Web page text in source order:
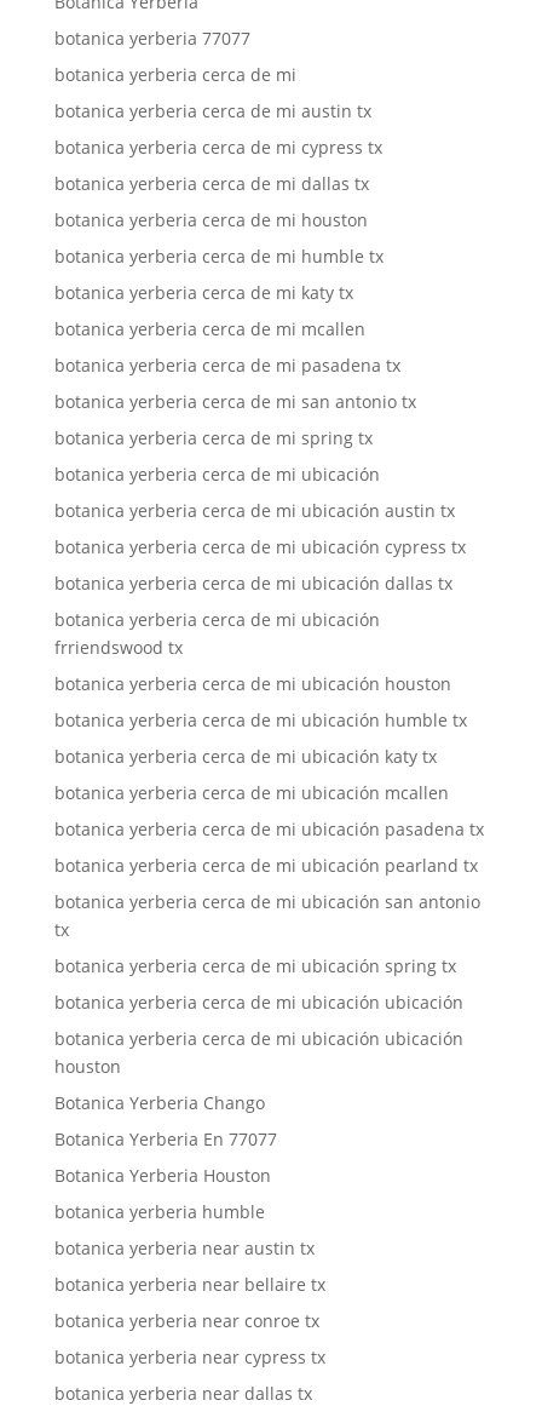
botanica yerberia 77077
botanica yerberia cerca de mi
botanica yerberia cerca de mi austin tx
botanica yerberia cerca de mi cypress tx
botanica yerberia cerca de mi dallas tx
botanica yerberia cerca de mi houston
botanica yerberia cerca de mi humble tx
botanica yerberia cerca de mi katy tx
botanica yerberia cerca de mi mcallen
botanica yerberia cerca de mi pasadena tx
botanica yerberia cerca de mi san antonio tx
botanica yerberia cerca de mi spring tx
botanica yerberia cerca de mi ubicación
botanica yerberia cerca de mi ubicación austin tx
botanica yerberia cerca de mi ubicación cypress tx
botanica yerberia cerca de mi ubicación dallas tx
botanica yerberia cerca de mi ubicación
frriendswood tx
botanica yerberia cerca de mi ubicación houston
botanica yerberia cerca de mi ubicación humble tx
botanica yerberia cerca de mi ubicación katy tx
botanica yerberia cerca de mi ubicación mcallen
botanica yerberia cerca de mi ubicación pasadena tx
botanica yerberia cerca de mi ubicación pearland tx
botanica yerberia cerca de mi ubicación san antonio
tx
botanica yerberia cerca de mi ubicación spring tx
botanica yerberia cerca de mi ubicación ubicación
botanica yerberia cerca de mi ubicación ubicación
houston
Botanica Yerberia Chango
Botanica Yerberia En 77077
Botanica Yerberia Houston
botanica yerberia humble
botanica yerberia near austin tx
botanica yerberia near bellaire tx
botanica yerberia near conroe tx
botanica yerberia near cypress tx
botanica yerberia near dallas tx